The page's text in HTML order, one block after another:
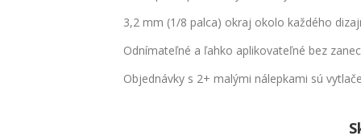
3,2 mm (1/8 palca) okraj okolo každého
Odnímateľné a ľahko aplikovateľné bez
Objednávky s 2+ malými nálepkami sú